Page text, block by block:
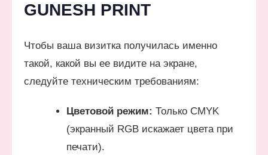
GUNESH PRINT
Чтобы ваша визитка получилась именно
такой, какой вы ее видите на экране,
следуйте техническим требованиям:
Цветовой режим: Только CMYK
(экранный RGB искажает цвета при
печати).